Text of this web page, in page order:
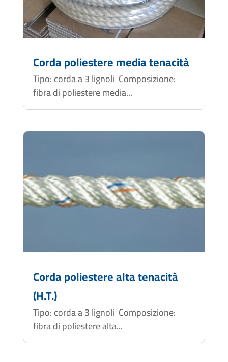
Corda poliestere media tenacità
Tipo: corda a 3 lignoli Composizione:
fibra di poliestere media...
Corda poliestere alta tenacità
(H.T.)
Tipo: corda a 3 lignoli Composizione:
fibra di poliestere alta...